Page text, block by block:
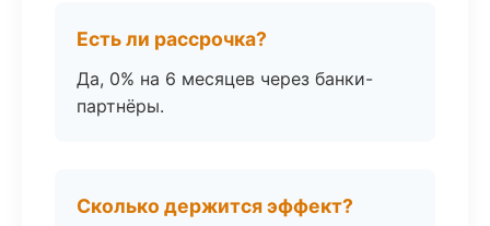
Есть ли рассрочка?
Да, 0% на 6 месяцев через банки-
партнёры.
Сколько держится эффект?